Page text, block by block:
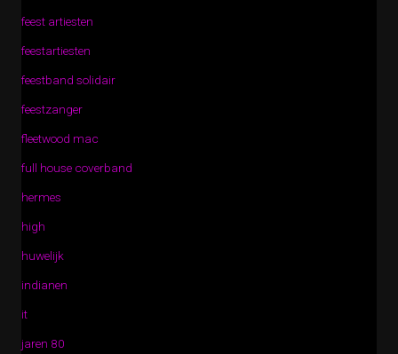
feest artiesten
feestartiesten
feestband solidair
feestzanger
fleetwood mac
full house coverband
hermes
high
huwelijk
indianen
it
jaren 80